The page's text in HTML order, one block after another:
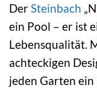
DerSteinbach
ein Pool – er ist
Lebensqualität.
achteckigen
jeden Garten